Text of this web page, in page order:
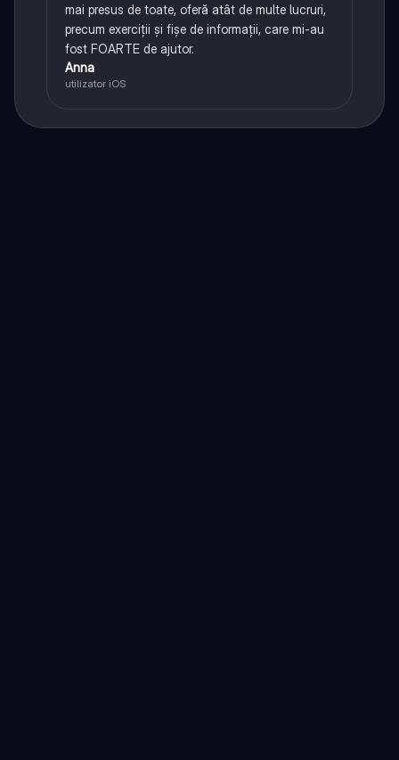
mai presus de toate, oferă atât de multe lucruri,
precum exerciții și fișe de informații, care mi-au
fost FOARTE de ajutor.
Anna
utilizator iOS